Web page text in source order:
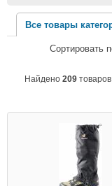
Все товары
Сортировать
Найдено 209